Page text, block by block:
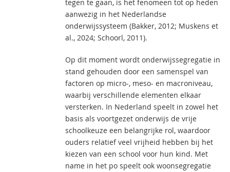
tegen te gaan, is het fenomeen tot op heden
aanwezig in het Nederlandse
onderwijssysteem (Bakker, 2012; Muskens et
al., 2024; Schoorl, 2011).
Op dit moment wordt onderwijssegregatie in
stand gehouden door een samenspel van
factoren op micro-, meso- en macroniveau,
waarbij verschillende elementen elkaar
versterken. In Nederland speelt in zowel het
basis als voortgezet onderwijs de vrije
schoolkeuze een belangrijke rol, waardoor
ouders relatief veel vrijheid hebben bij het
kiezen van een school voor hun kind. Met
name in het po speelt ook woonsegregatie